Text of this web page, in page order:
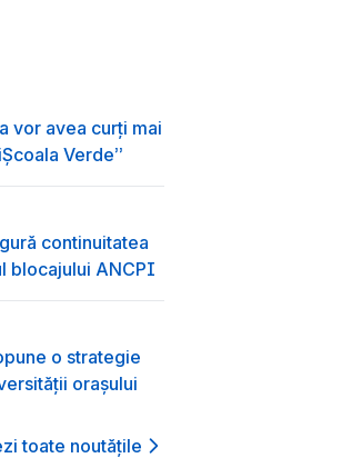
vor avea curți mai
Verde”
continuitatea
blocajului ANCPI
o strategie
orașului
toate noutățile